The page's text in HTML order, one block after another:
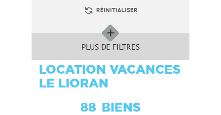
RÉINITIALISER
PLUS DE FILTRES
LOCATION VACANCES
LE LIORAN
88 BIENS